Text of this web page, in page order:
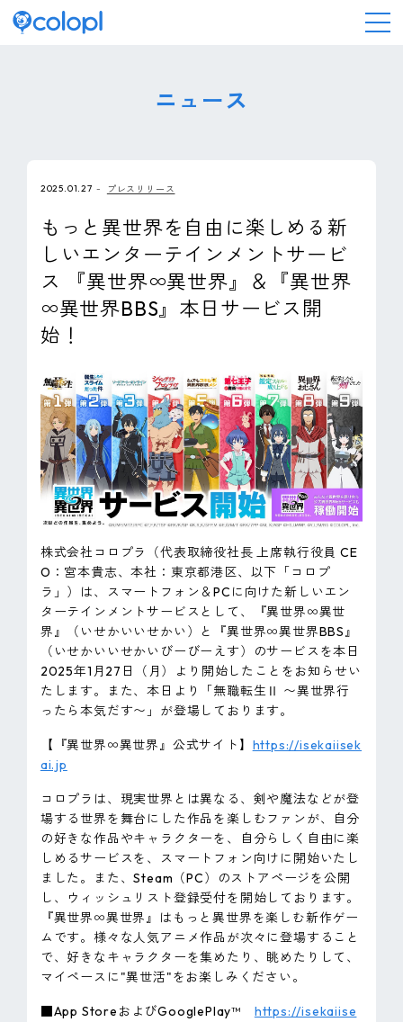
IR情報
採用情報
ピンマーク
EN
ニュース
2025.01.27 プレスリリース
もっと異世界を自由に楽しめる新
しいエンターテインメントサービ
ス 『異世界∞異世界』＆『異世界
∞異世界BBS』本日サービス開
始！
株式会社コロプラ（代表取締役社長 上席執行役員 CE
O：宮本貴志、本社：東京都港区、以下「コロプ
ラ」）は、スマートフォン＆PCに向けた新しいエン
ターテインメントサービスとして、『異世界∞異世
界』（いせかいいせかい）と『異世界∞異世界BBS』
（いせかいいせかいびーびーえす）のサービスを本日
2025年1月27日（月）より開始したことをお知らせい
たします。また、本日より「無職転生Ⅱ 〜異世界行
ったら本気だす〜」が登場しております。
【『異世界∞異世界』公式サイト】 https://isekaiisek
ai.jp
コロプラは、現実世界とは異なる、剣や魔法などが登
場する世界を舞台にした作品を楽しむファンが、自分
の好きな作品やキャラクターを、自分らしく自由に楽
しめるサービスを、スマートフォン向けに開始いたし
ました。また、Steam（PC）のストアページを公開
し、ウィッシュリスト登録受付を開始しております。
『異世界∞異世界』はもっと異世界を楽しむ新作ゲー
ムです。様々な人気アニメ作品が次々に登場すること
で、好きなキャラクターを集めたり、眺めたりして、
マイペースに"異世活"をお楽しみください。
■App StoreおよびGooglePlay™ https://isekaiise